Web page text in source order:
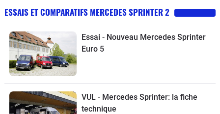
ESSAIS ET COMPARATIFS MERCEDES SPRINTER 2
Essai - Nouveau Mercedes Sprinter
Euro 5
VUL - Mercedes Sprinter: la fiche
technique